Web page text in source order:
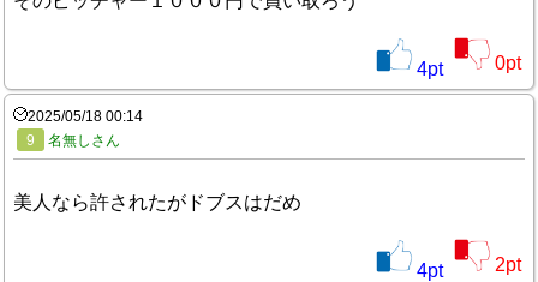
4pt 0pt
2025/05/18 00:14
9
名無しさん
美人なら許されたがドブスはだめ
4pt 2pt